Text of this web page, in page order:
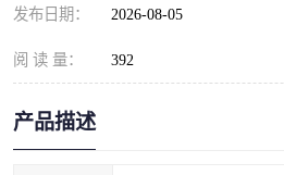
发布日期： 2026-08-05
阅 读 量： 392
产品描述